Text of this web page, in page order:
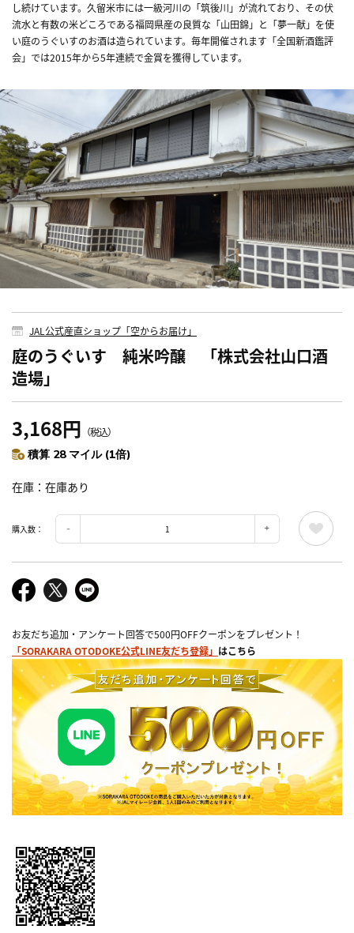
し続けています。久留米市には一級河川の「筑後川」が流れており、その伏
流水と有数の米どころである福岡県産の良質な「山田錦」と「夢一献」を使
い庭のうぐいすのお酒は造られています。毎年開催されます「全国新酒鑑評
会」では2015年から5年連続で金賞を獲得しています。
JAL公式産直ショップ「空からお届け」
庭のうぐいす 純米吟醸 「株式会社山口酒
造場」
3,168円 （税込）
積算 28 マイル (1倍)
在庫 在庫あり
購入数：
お友だち追加・アンケート回答で500円OFFクーポンをプレゼント！
「SORAKARA OTODOKE公式LINE友だち登録」 はこちら